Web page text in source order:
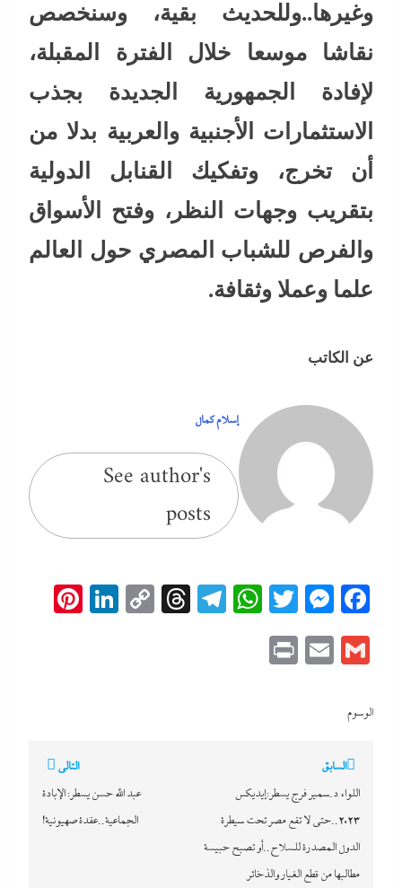
وغيرها..وللحديث بقية، وسنخصص
نقاشا موسعا خلال الفترة المقبلة،
لإفادة الجمهورية الجديدة بجذب
الاستثمارات الأجنبية والعربية بدلا من
أن تخرج، وتفكيك القنابل الدولية
بتقريب وجهات النظر، وفتح الأسواق
والفرص للشباب المصري حول العالم
علما وعملا وثقافة.
عن الكاتب
إسلام كمال
See author's
posts
Facebook
Messenger
Twitter
WhatsApp
Telegram
Threads
Copy
Gmail
Email
الوسوم
تصفّح
المقالات
السابق
اللواء د.سمير فرج يسطر:إيديكس
٢٠٢٣..حتى لا تقع مصر تحت سيطرة
الدول المصدرة للسلاح..أو تصبح حبيسة
مطالبها من قطع الغيار والذخائر
التالي
عبد الله حسن يسطر: الإبادة
الجماعية..عقدة صهيونية!